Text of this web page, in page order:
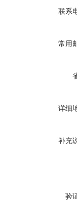
联系
常用
详细
补充
验